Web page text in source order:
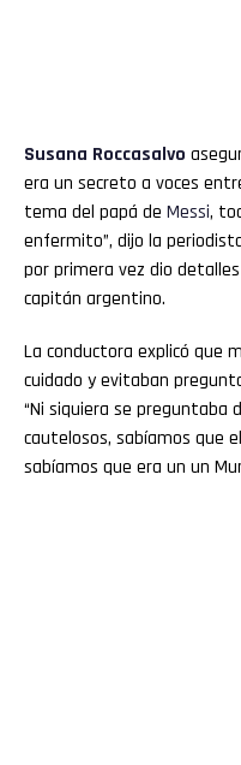
Susana Roccasalvo
era un secreto a voces
tema del papá de Messi,
enfermito”, dijo la
por primera vez dio
capitán argentino.
La conductora explicó que
cuidado y evitaban
“Ni siquiera se preguntaba
cautelosos, sabíamos que
sabíamos que era un un